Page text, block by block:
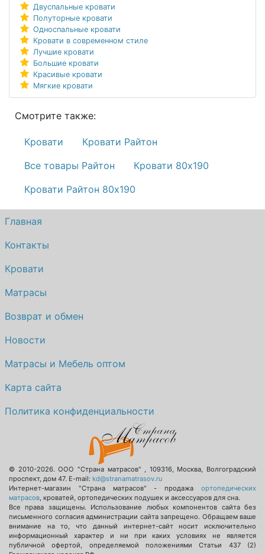
Двуспальные кровати
Полуторные кровати
Односпальные кровати
Кровати в современном стиле
Лучшие кровати
Большие кровати
Красивые кровати
Мягкие кровати
Смотрите также:
Кровати
Кровати Райтон
Все товары Райтон
Кровати 80х190
Кровати Райтон 80х190
Главная
Контакты
Кровати
Матрасы
Возврат и обмен
Новости
Матрасы и Мебель оптом
Карта сайта
Политика конфиденциальности
© 2010-2026.ООО "Страна матрасов" 109316, Москва
Волгоградский
проспект, дом 47. E-mail: kd@stranamatrasov.ru
Интернет-магазин "Страна матрасов" - продажа ортопедических
матрасов , кроватей, ортопедических подушек и аксессуаров для сна.
Все права защищены. Использование любых компонентов сайта без
письменного согласия администрации сайта запрещено. Обращаем ваше
внимание на то, что данный интернет-сайт носит исключительно
информационный характер и ни при каких условиях не является
публичной офертой, определяемой положениями Статьи 437 (2)